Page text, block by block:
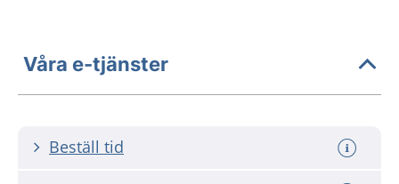
Våra e-tjänster
Beställ tid